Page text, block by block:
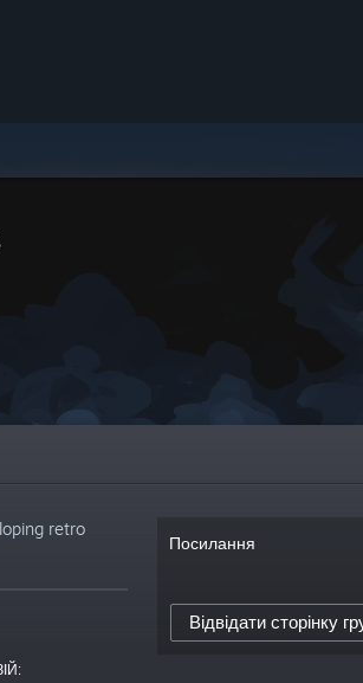
retro
Посилання
Відвідати сторінку